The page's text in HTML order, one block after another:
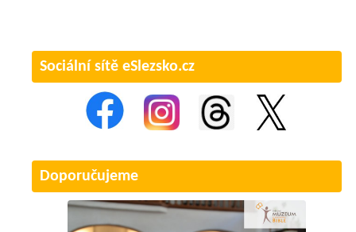
Sociální sítě eSlezsko.cz
Doporučujeme